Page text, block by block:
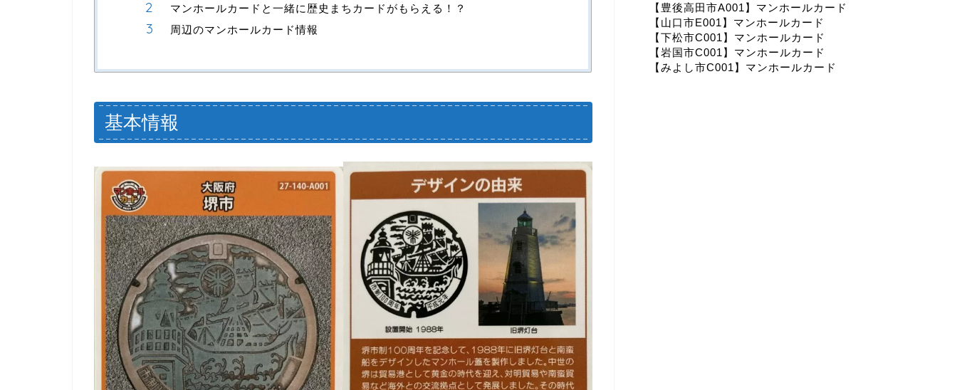
マンホールカードと一緒に歴史まちカードがもらえる！？
周辺のマンホールカード情報
基本情報
【豊後高田市A001】マンホールカード
【山口市E001】マンホールカード
【下松市C001】マンホールカード
【岩国市C001】マンホールカード
【みよし市C001】マンホールカード